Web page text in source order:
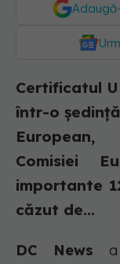
Certificatul
într-o
European,
Comisiei
importante
căzut de...
DC News